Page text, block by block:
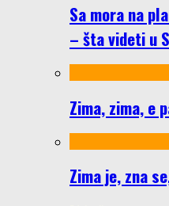
Sa mora na
– šta videti u
Zima, zima, e
Zima je, zna